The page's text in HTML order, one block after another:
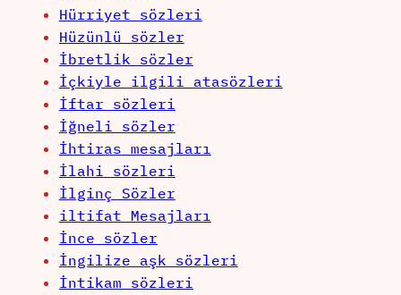
Hürriyet sözleri
Hüzünlü sözler
İbretlik sözler
İçkiyle ilgili atasözleri
İftar sözleri
İğneli sözler
İhtiras mesajları
İlahi sözleri
İlginç Sözler
iltifat Mesajları
İnce sözler
İngilize aşk sözleri
İntikam sözleri